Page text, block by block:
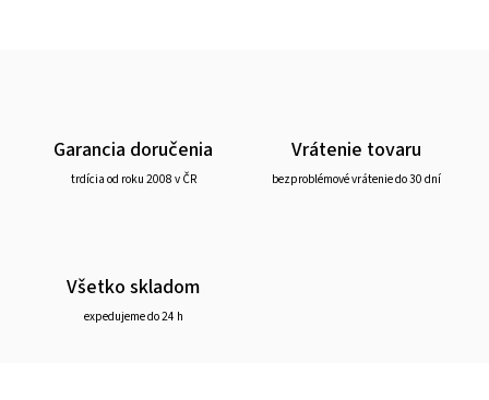
Garancia doručenia
trdícia od roku 2008 v ČR
Vrátenie tovaru
bezproblémové vrátenie do 30 dní
Všetko skladom
expedujeme do 24 h